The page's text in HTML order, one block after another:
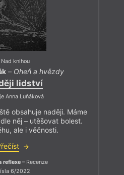
Nad knihou
– Oheň a hvězdy
lidství
Anna Luňáková
obsahuje naději. Máme
něj – utěšovat bolest.
ale i věčnosti.
reflexe– Recenze
6/2022